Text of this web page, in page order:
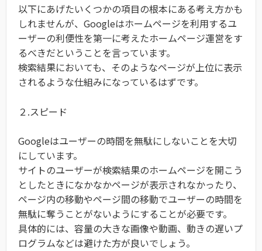
以下にあげたいくつかの項目の根本にある考え方かも
しれませんが、Googleはホームページを利用するユ
ーザーの利便性を第一に考えたホームページ運営をす
るべきだということを言っています。
検索結果においても、そのようなページが上位に表示
されるような仕組みになっているはずです。
２.スピード
Googleはユーザーの時間を無駄にしないことを大切
にしています。
サイトのユーザーが検索結果のホームページを開こう
としたときになかなかページが表示されなかったり、
ページ内の移動やページ間の移動でユーザーの時間を
無駄に奪うことがないようにすることが必要です。
具体的には、容量の大きな画像や動画、動きの遅いプ
ログラムなどは避けた方が良いでしょう。